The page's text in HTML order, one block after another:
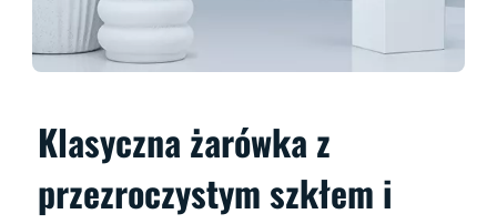
Klasyczna żarówka z
przezroczystym szkłem i